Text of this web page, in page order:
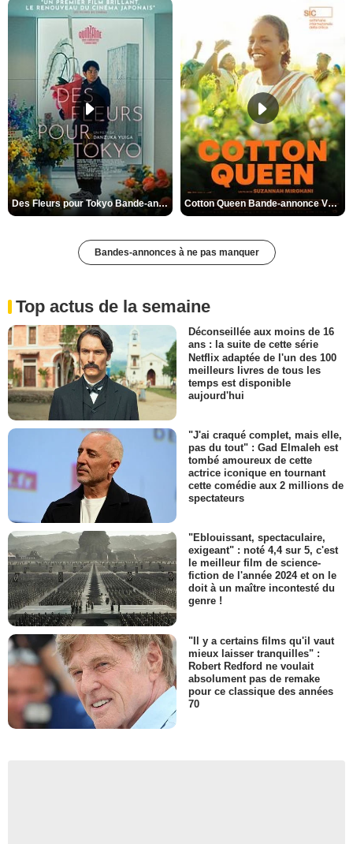
Des Fleurs pour Tokyo Bande-annonce VO STFR Cotton Queen Bande-annonce VO STFR
Bandes-annonces à ne pas manquer
Top actus de la semaine
Déconseillée aux moins de 16
ans : la suite de cette série
Netflix adaptée de l'un des 100
meilleurs livres de tous les
temps est disponible
aujourd'hui
"J'ai craqué complet, mais elle,
pas du tout" : Gad Elmaleh est
tombé amoureux de cette
actrice iconique en tournant
cette comédie aux 2 millions de
spectateurs
"Eblouissant, spectaculaire,
exigeant" : noté 4,4 sur 5, c'est
le meilleur film de science-
fiction de l'année 2024 et on le
doit à un maître incontesté du
genre !
"Il y a certains films qu'il vaut
mieux laisser tranquilles" :
Robert Redford ne voulait
absolument pas de remake
pour ce classique des années
70